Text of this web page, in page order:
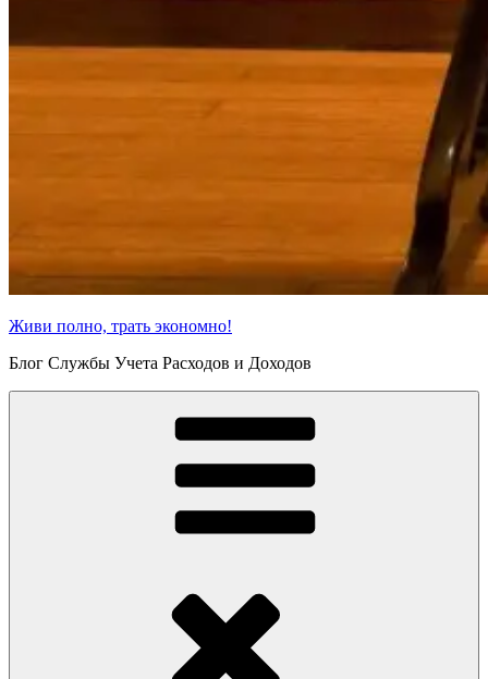
Живи полно, трать экономно!
Блог Службы Учета Расходов и Доходов